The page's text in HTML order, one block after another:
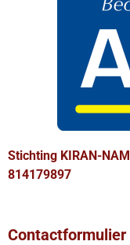
Stichting KIRAN-
814179897